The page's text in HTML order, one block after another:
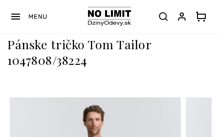
Pánske tričko Tom Tailor
1047808/38224